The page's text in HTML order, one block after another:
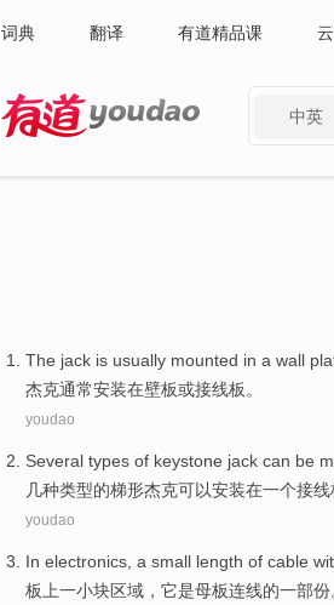
词典 翻译 有道精品课
中英
The jack is usually mounted in a wall
杰克通常安装在壁板或接线板 。
youdao
Several types of keystone jack can be
几种类型的梯形杰克可以安装在一个接线
youdao
In electronics, a small length of cable
板上一小块区域，它是母板连线的一部份